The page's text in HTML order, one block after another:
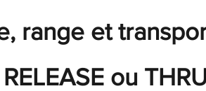
range et
ou